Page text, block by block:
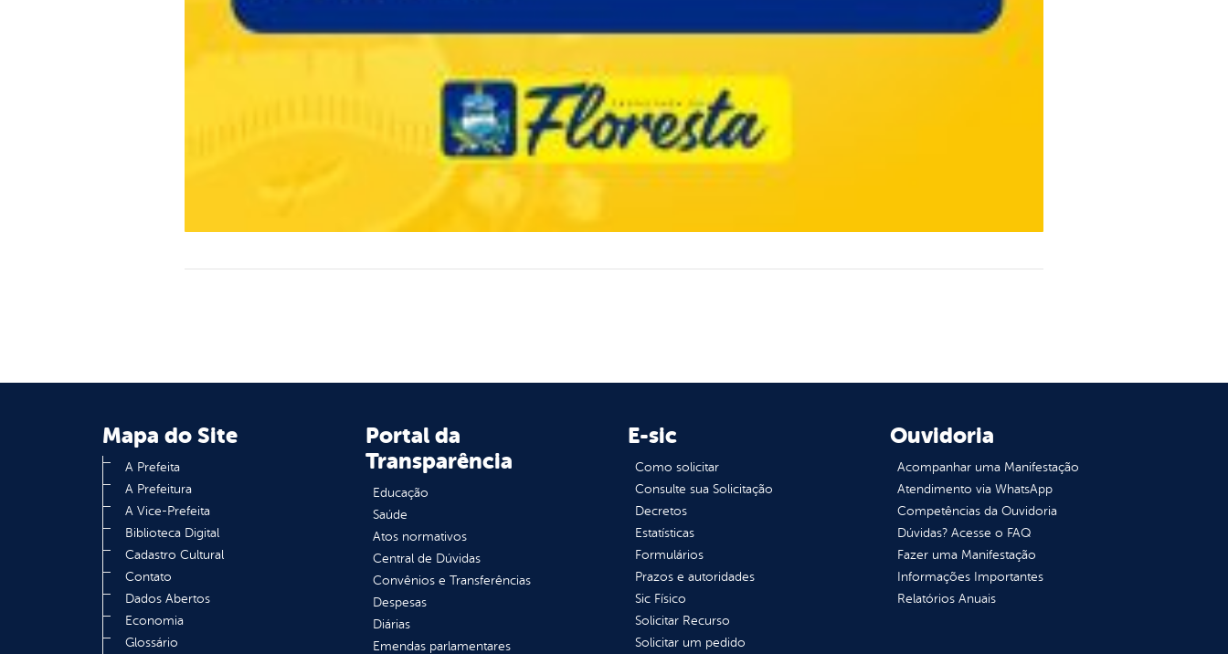
Mapa do Site
A Prefeita
A Prefeitura
A Vice-Prefeita
Biblioteca Digital
Cadastro Cultural
Contato
Dados Abertos
Economia
Glossário
Portal da
Transparência
Educação
Saúde
Atos normativos
Central de Dúvidas
Convênios e Transferências
Despesas
Diárias
Emendas parlamentares
E-sic
Como solicitar
Consulte sua Solicitação
Decretos
Estatísticas
Formulários
Prazos e autoridades
Sic Físico
Solicitar Recurso
Solicitar um pedido
Ouvidoria
Acompanhar uma Manifestação
Atendimento via WhatsApp
Competências da Ouvidoria
Dúvidas? Acesse o FAQ
Fazer uma Manifestação
Informações Importantes
Relatórios Anuais